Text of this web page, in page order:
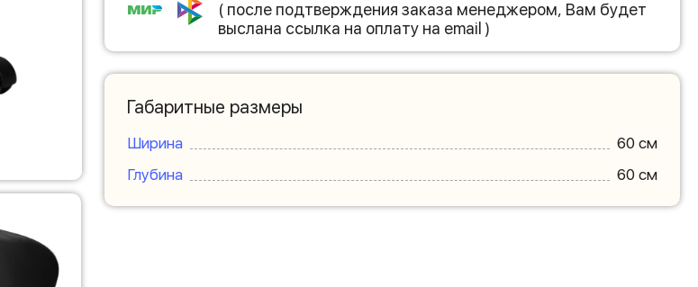
( после подтверждения заказа менеджером, Вам будет
выслана ссылка на оплату на email )
Габаритные размеры
Ширина
60 см
Глубина
60 см